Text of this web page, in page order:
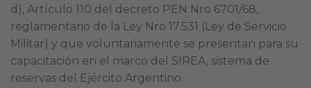
d), Artículo 110 del decreto PEN Nro 6701/68,
reglamentario de la Ley Nro 17.531 (Ley de Servicio
Militar) y que voluntariamente se presentan para su
capacitación en el marco del SIREA, sistema de
reservas del Ejército Argentino.